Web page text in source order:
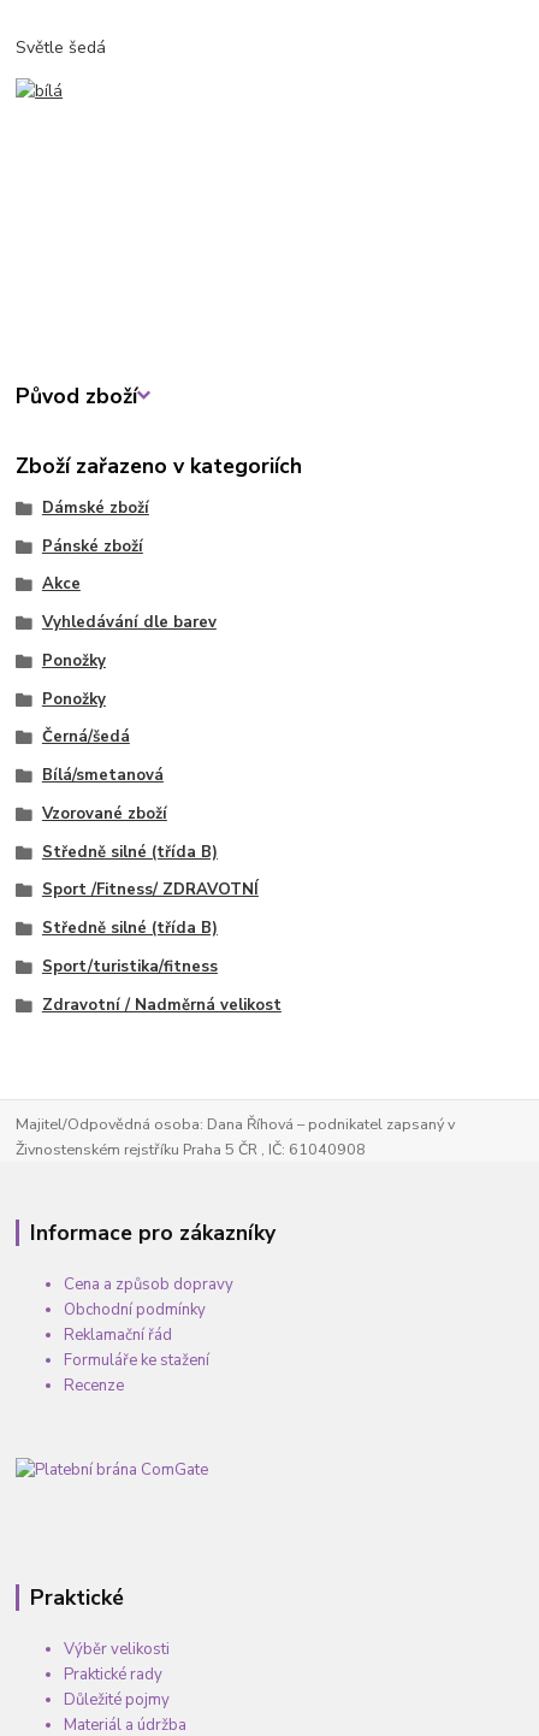
Světle šedá
Původ zboží
Zboží zařazeno v kategoriích
Dámské zboží
Pánské zboží
Akce
Vyhledávání dle barev
Ponožky
Ponožky
Černá/šedá
Bílá/smetanová
Vzorované zboží
Středně silné (třída B)
Sport /Fitness/ ZDRAVOTNÍ
Středně silné (třída B)
Sport/turistika/fitness
Zdravotní / Nadměrná velikost
Majitel/Odpovědná osoba: Dana Říhová – podnikatel zapsaný v
Živnostenském rejstříku Praha 5 ČR , IČ: 61040908
Informace pro zákazníky
Cena a způsob dopravy
Obchodní podmínky
Reklamační řád
Formuláře ke stažení
Recenze
Praktické
Výběr velikosti
Praktické rady
Důležité pojmy
Materiál a údržba